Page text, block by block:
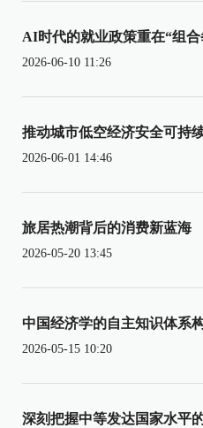
AI时代的就业政策重在“组合
2026-06-10 11:26
推动城市低空经济安全可持
2026-06-01 14:46
旅居热潮背后的消费新蓝海
2026-05-20 13:45
中国经济学的自主知识体系
2026-05-15 10:20
深刻把握中等发达国家水平